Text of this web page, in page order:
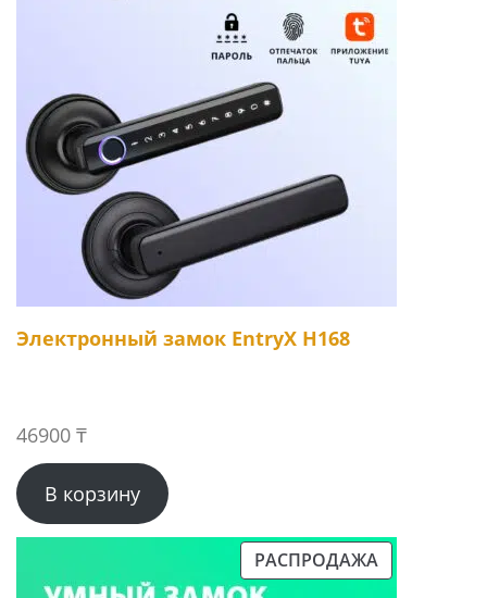
Электронный замок EntryX H168
46900 ₸
В корзину
РАСПРОДАЖА
ПРОДАВАЕМЫЙ